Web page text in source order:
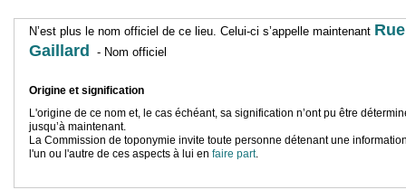
N’est plus le nom officiel de ce lieu. Celui-ci s’appelle maintenant Rue
Gaillard
- Nom officiel
Origine et signification
L'origine de ce nom et, le cas échéant, sa signification n’ont pu être
jusqu’à maintenant.
La Commission de toponymie invite toute personne détenant une
l'un ou l'autre de ces aspects à lui en faire part.